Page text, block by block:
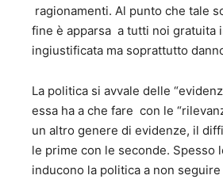
ragionamenti. Al punto che tale
fine è apparsa a tutti noi gratuita
ingiustificata ma soprattutto
La politica si avvale delle
essa ha a che fare con le
un altro genere di evidenze, il
le prime con le seconde. Spesso
inducono la politica a non